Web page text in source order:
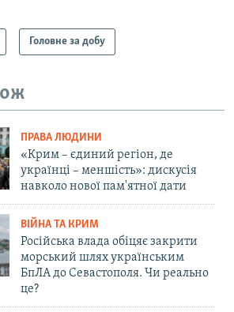
Головне за добу
ПРАВА ЛЮДИНИ
«Крим – єдиний регіон, де
українці – меншість»: дискусія
навколо нової пам'ятної дати
ВІЙНА ТА КРИМ
Російська влада обіцяє закрити
морський шлях українським
БпЛА до Севастополя. Чи реально
це?